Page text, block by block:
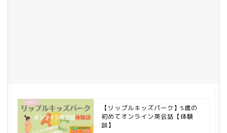
【リップルキッズパーク】5歳の
初めてオンライン英会話【体験
談】